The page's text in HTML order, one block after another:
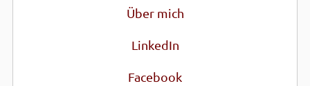
Über mich
LinkedIn
Facebook